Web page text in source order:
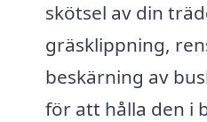
skötsel av din
gräsklippning,
beskärning av
för att hålla den i